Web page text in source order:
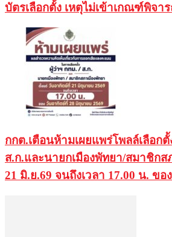
บัตรเลือกตั้ง เหตุไม่เข้าเกณฑ์พิจา
กกต.เตือนห้ามเผยแพร่โพลล์เลือก
ส.ก.และนายกเมืองพัทยา/สมาชิกส
21 มิ.ย.69 จนถึงเวลา 17.00 น. ขอ